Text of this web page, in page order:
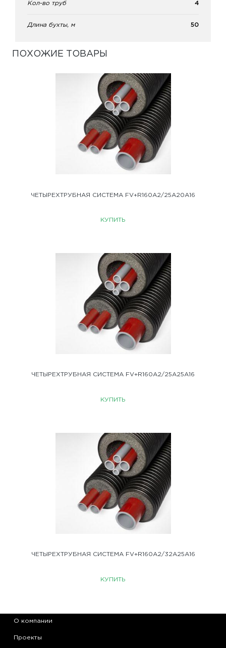
Кол-во труб 4
Длина бухты, м 50
ПОХОЖИЕ ТОВАРЫ
ЧЕТЫРЕХТРУБНАЯ СИСТЕМА FV+R160A2/25A20A16
КУПИТЬ
ЧЕТЫРЕХТРУБНАЯ СИСТЕМА FV+R160A2/25A25A16
КУПИТЬ
ЧЕТЫРЕХТРУБНАЯ СИСТЕМА FV+R160A2/32A25A16
КУПИТЬ
О компании
Проекты